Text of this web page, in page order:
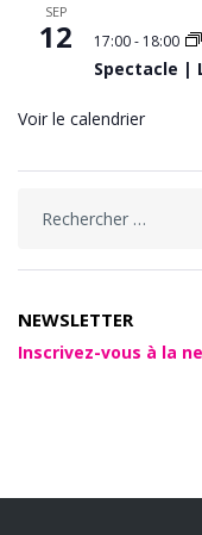
SEP
12 17:00- 18:00
Spectacle |
Voir le calendrier
NEWSLETTER
Inscrivez-vous à la